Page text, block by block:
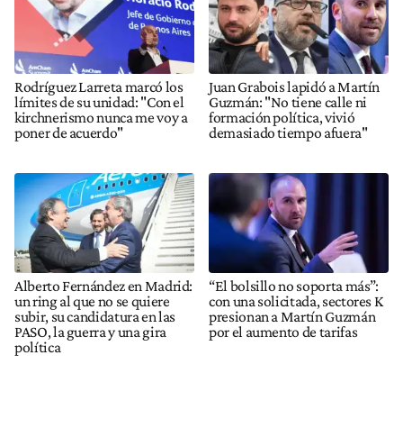
Rodríguez Larreta marcó los
límites de su unidad: "Con el
kirchnerismo nunca me voy a
poner de acuerdo"
Juan Grabois lapidó a Martín
Guzmán: "No tiene calle ni
formación política, vivió
demasiado tiempo afuera"
Alberto Fernández en Madrid:
un ring al que no se quiere
subir, su candidatura en las
PASO, la guerra y una gira
política
“El bolsillo no soporta más”:
con una solicitada, sectores K
presionan a Martín Guzmán
por el aumento de tarifas